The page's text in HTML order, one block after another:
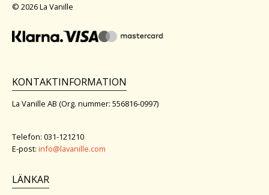
© 2026 La Vanille
KONTAKTINFORMATION
La Vanille AB (Org. nummer: 556816-0997)
Telefon: 031-121210
E-post: info@lavanille.com
LÄNKAR